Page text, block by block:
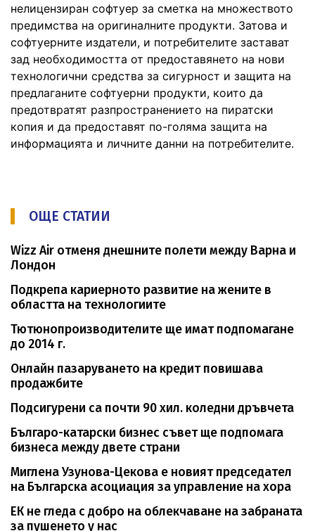
нелицензиран софтуер за сметка на множеството
предимства на оригиналните продукти. Затова и
софтуерните издатели, и потребителите застават
зад необходимостта от предоставянето на нови
технологични средства за сигурност и защита на
предлаганите софтуерни продукти, които да
предотвратят разпространението на пиратски
копия и да предоставят по-голяма защита на
информацията и личните данни на потребителите.
ОЩЕ СТАТИИ
Wizz Air отменя днешните полети между Варна и
Лондон
Подкрепа кариерното развитие на жените в
областта на технологиите
Тютюнопроизводителите ще имат подпомагане
до 2014 г.
Онлайн пазаруването на кредит повишава
продажбите
Подсигурени са почти 90 хил. коледни дръвчета
Българо-катарски бизнес съвет ще подпомага
бизнеса между двете страни
Миглена Узунова-Цекова е новият председател
на Българска асоциация за управление на хора
ЕК не гледа с добро на облекчаване на забраната
за пушенето у нас